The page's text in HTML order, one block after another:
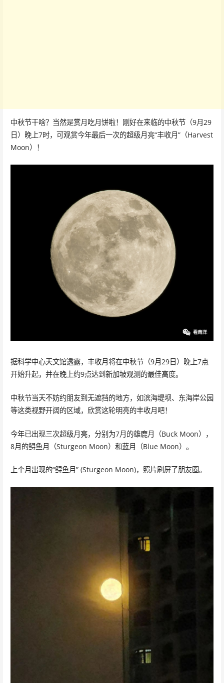
中秋节干啥？当然是赏月吃月饼啦！刚好在来临的中秋节（9月29
日）晚上7时，可观赏今年最后一次的超级月亮“丰收月”（Harvest
Moon）！
据科学中心天文馆透露，丰收月将在中秋节（9月29日）晚上7点
开始升起，并在晚上约9点达到新加坡观测的最佳高度。
中秋节当天不妨约朋友到无遮挡的地方，如滨海堤坝、东海岸公园
等这类视野开阔的区域，欣赏这轮明亮的丰收月吧！
今年已出现三次超级月亮，分别为7月的雄鹿月（Buck Moon），
8月的鲟鱼月（Sturgeon Moon）和蓝月（Blue Moon）。
上个月出现的“鲟鱼月” (Sturgeon Moon)，照片刷屏了朋友圈。